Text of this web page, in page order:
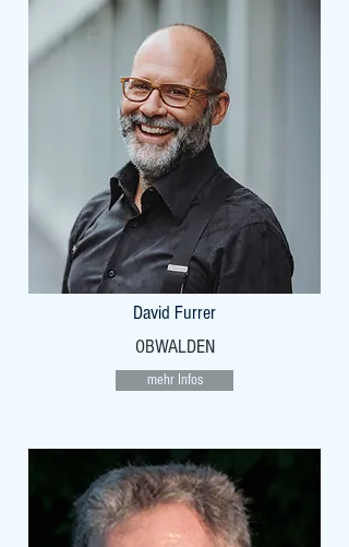
David Furrer
OBWALDEN
mehr Infos